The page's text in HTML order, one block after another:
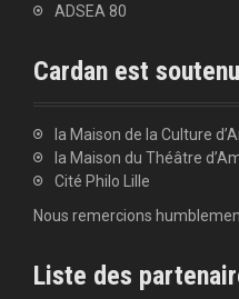
ADSEA 80
Cardan est
la Maison de la Culture
la Maison du Théâtre
Cité Philo Lille
Nous remercions
Liste des